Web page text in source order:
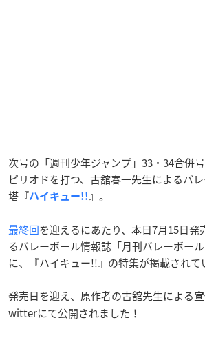
次号の「週刊少年ジャンプ」33・34合併
ピリオドを打つ、古舘春一先生によるバ
塔 『ハイキュー!! 』 。
最終回を迎えるにあたり、本日7月15日発
るバレーボール情報誌「月刊バレーボー
に、『ハイキュー!!』の特集が掲載されて
発売日を迎え、原作者の古舘先生による
witterにて公開されました！